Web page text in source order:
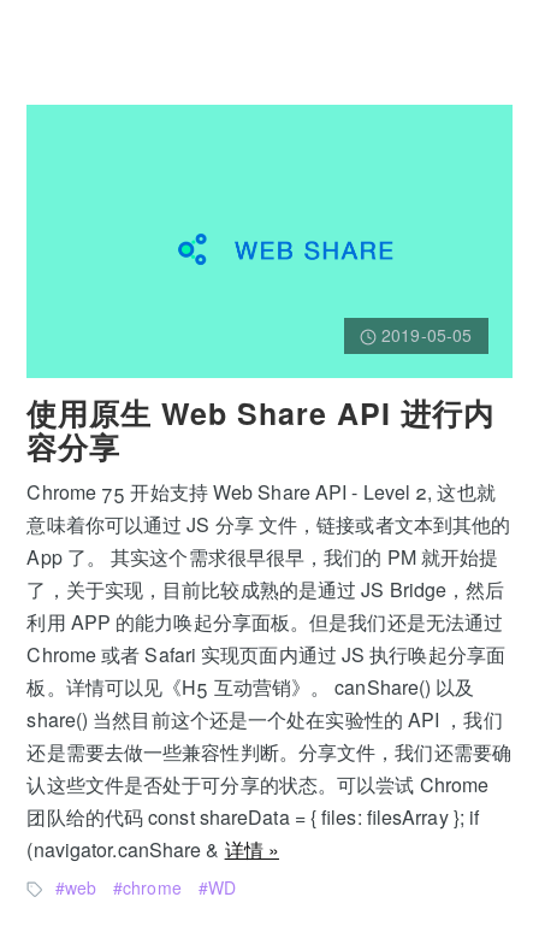
2019-05-05
使用原生 Web Share API 进行内
容分享
Chrome 75 开始支持 Web Share API - Level 2, 这也就
意味着你可以通过 JS 分享 文件，链接或者文本到其他的
App 了。 其实这个需求很早很早，我们的 PM 就开始提
了，关于实现，目前比较成熟的是通过 JS Bridge，然后
利用 APP 的能力唤起分享面板。但是我们还是无法通过
Chrome 或者 Safari 实现页面内通过 JS 执行唤起分享面
板。详情可以见《H5 互动营销》。 canShare() 以及
share() 当然目前这个还是一个处在实验性的 API ，我们
还是需要去做一些兼容性判断。分享文件，我们还需要确
认这些文件是否处于可分享的状态。可以尝试 Chrome
团队给的代码 const shareData = { files: filesArray }; if
(navigator.canShare & 详情 »
web chrome WD